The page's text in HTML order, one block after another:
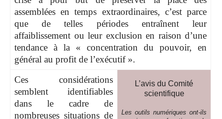
assemblées en temps extraordinaires, c’est parce
que de telles périodes entraînent leur
affaiblissement ou leur exclusion en raison d’une
tendance à la « concentration du pouvoir, en
général au profit de l’exécutif ».
Ces considérations
semblent identifiables
dans le cadre de
nombreuses situations de
L’avis du Comité
scientifique
Les outils numériques ont-ils